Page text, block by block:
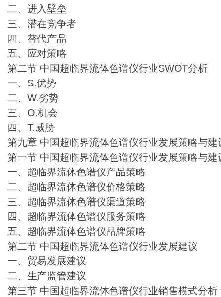
二、进入壁垒
三、潜在竞争者
四、替代产品
五、应对策略
第二节 中国超临界流体色谱仪行业SWOT分析
一、S.优势
二、W.劣势
三、O.机会
四、T.威胁
第九章 中国超临界流体色谱仪行业发展策略与
第一节 中国超临界流体色谱仪行业发展策略与
一、超临界流体色谱仪产品策略
二、超临界流体色谱仪价格策略
三、超临界流体色谱仪渠道策略
四、超临界流体色谱仪服务策略
五、超临界流体色谱仪品牌策略
第二节 中国超临界流体色谱仪行业发展建议
一、贸易发展建议
二、生产监管建议
第三节 中国超临界流体色谱仪行业销售模式分析